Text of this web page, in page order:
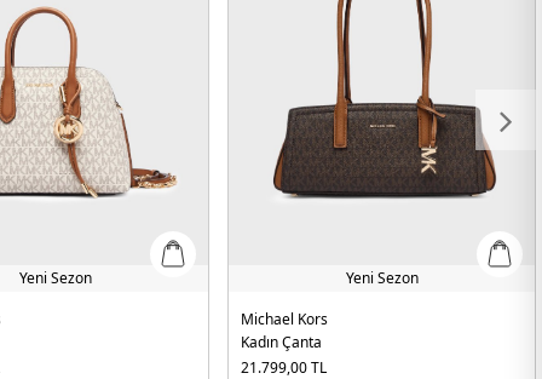
Yeni Sezon
Yeni Sezon
Michael Kors
Kadın Çanta
21.799,00TL